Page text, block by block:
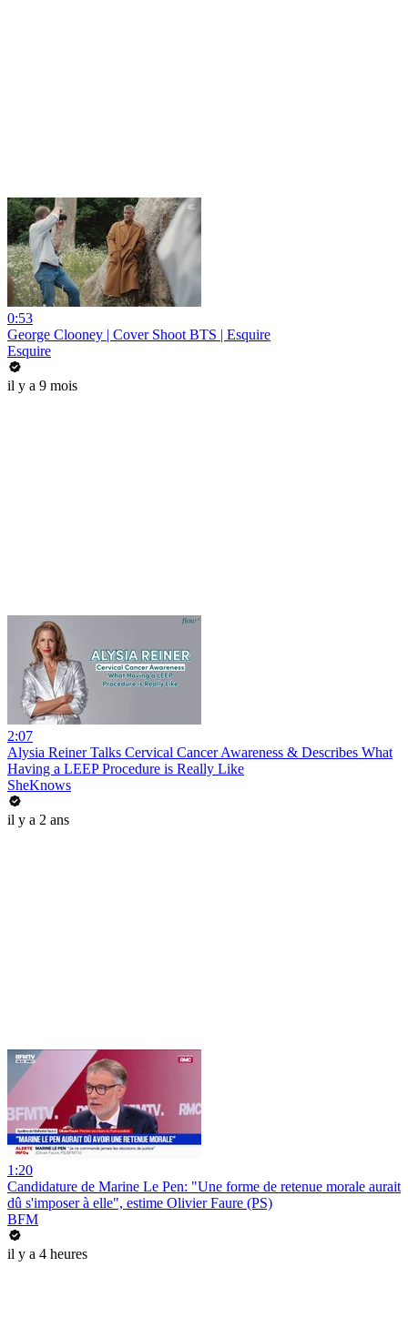
0:53
George Clooney | Cover Shoot BTS | Esquire
Esquire
il y a 9 mois
2:07
Alysia Reiner Talks Cervical Cancer Awareness & Describes What
Having a LEEP Procedure is Really Like
SheKnows
il y a 2 ans
1:20
Candidature de Marine Le Pen: "Une forme de retenue morale aurait
dû s'imposer à elle", estime Olivier Faure (PS)
BFM
il y a 4 heures